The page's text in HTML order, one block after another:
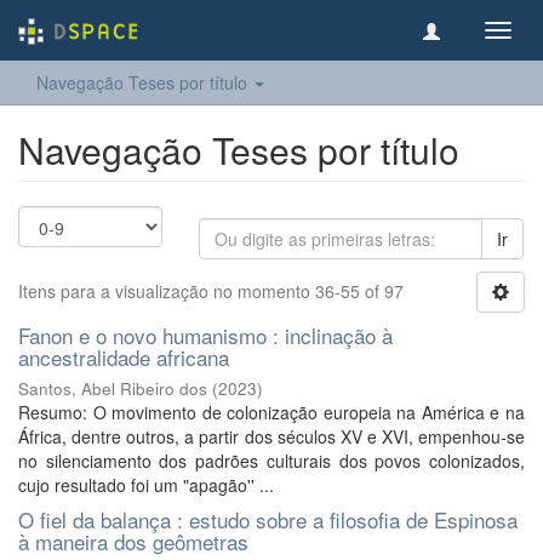
Navegação Teses por título
Navegação Teses por título
Ir
Itens para a visualização no momento 36-55 of 97
Fanon e o novo humanismo : inclinação à
ancestralidade africana
Santos, Abel Ribeiro dos (2023)
Resumo: O movimento de colonização europeia na América e na
África, dentre outros, a partir dos séculos XV e XVI, empenhou-se
no silenciamento dos padrões culturais dos povos colonizados,
cujo resultado foi um "apagão'' ...
O fiel da balança : estudo sobre a filosofia de Espinosa
à maneira dos geômetras